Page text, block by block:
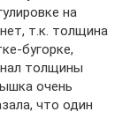
на
т.к. толщина
бугорке,
толщины
очень
что один